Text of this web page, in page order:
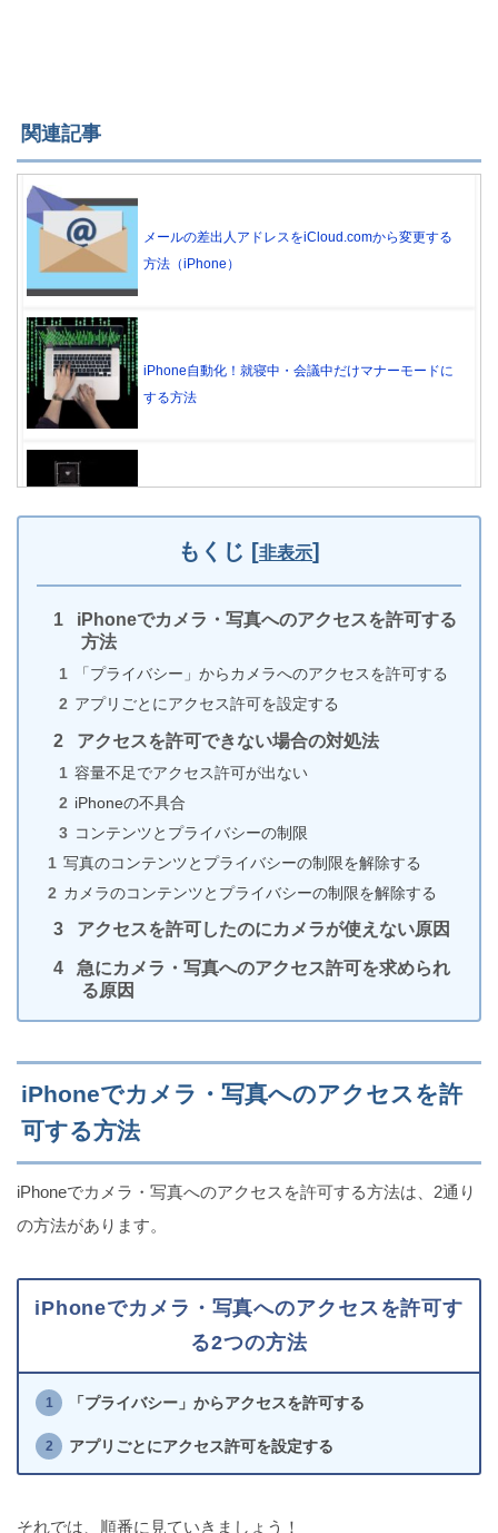
関連記事
メールの差出人アドレスをiCloud.comから変更する
方法（iPhone）
iPhone自動化！就寝中・会議中だけマナーモードに
する方法
iPhone版LINEが重くて落ちる原因は着せかえか容量
不足
iPhoneのアラームの音量だけを上げる(下げる)2つの
方法!!
する方法
ホスト必見！Zoom待機室の便利な使い方（iPhone
版）
究極までiPhoneの画面の明るさを目に優しい状態に
もくじ [非表示]
iPhoneでカメラ・写真へのアクセスを許可する
方法
「プライバシー」からカメラへのアクセスを許可する
アプリごとにアクセス許可を設定する
アクセスを許可できない場合の対処法
容量不足でアクセス許可が出ない
iPhoneの不具合
コンテンツとプライバシーの制限
写真のコンテンツとプライバシーの制限を解除する
カメラのコンテンツとプライバシーの制限を解除する
アクセスを許可したのにカメラが使えない原因
急にカメラ・写真へのアクセス許可を求められ
る原因
iPhoneでカメラ・写真へのアクセスを許
可する方法
iPhoneでカメラ・写真へのアクセスを許可する方法は、2通り
の方法があります。
iPhoneでカメラ・写真へのアクセスを許可す
る2つの方法
「プライバシー」からアクセスを許可する
アプリごとにアクセス許可を設定する
それでは、順番に見ていきましょう！